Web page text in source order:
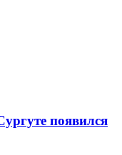
появился